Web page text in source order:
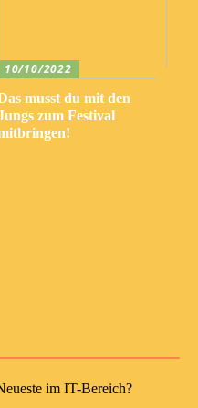
10/10/2022
musst du mit den
zum Festival
im IT-Bereich?